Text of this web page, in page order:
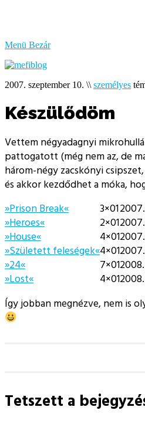
Menü Bezár
2007. szeptember 10. \\ személyes
Készülődöm
Vettem négyadagnyi
pattogatott (még nem az, de
három-négy zacskónyi
és akkor kezdődhet a móka,
»Prison Break«
3×01
»Heroes«
2×01
»House«
4×01
»Született feleségek«4×01
»24«
7×01
»Lost«
4×01
Így jobban megnézve, nem is
Tetszett a